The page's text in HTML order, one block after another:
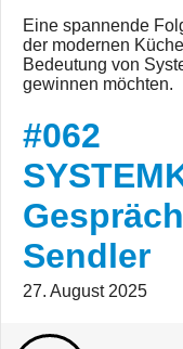
Eine spannende
der modernen
Bedeutung von
gewinnen möchten.
#062
Sendler
27. August 2025